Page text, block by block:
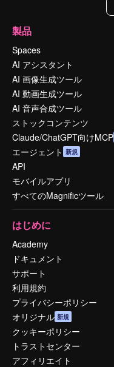
製品
Spaces
AI アシスタント
AI 画像生成ツール
AI 動画生成ツール
AI 音声合成ツール
ストックコンテンツ
Claude/ChatGPT向けMCP
エージェント 新規
API
モバイルアプリ
すべてのMagnificツール
はじめに
Academy
ドキュメント
サポート
利用規約
プライバシーポリシー
オリジナル 新規
クッキーポリシー
トラストセンター
アフィリエイト